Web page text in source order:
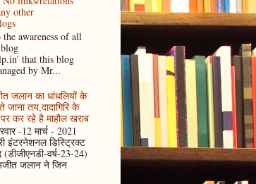
other
awareness of all
that this blog
by Mr...
जलान का धांधलियों के
जाना तय,दादागिरि के
कर रहे है माहौल खराब
-12 मार्च - 2021
इंटरनेशनल डिस्ट्रिक्ट
वर्ष-23-24)
जलान ने जिन